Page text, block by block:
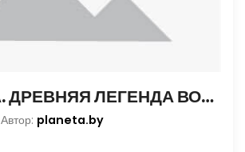
ШАМБАЛА. ДРЕВНЯЯ ЛЕГЕНДА ВОСТОКА
Автор: planeta.by